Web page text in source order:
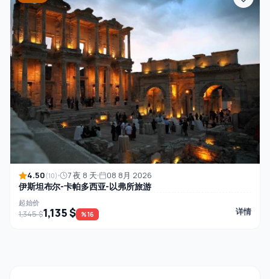
4.50(10) 7 夜 8 天 08 8月 2026
伊斯坦布尔-卡帕多西亚-以弗所旅游
起始价
1,345 $1,135 $ %16 详情